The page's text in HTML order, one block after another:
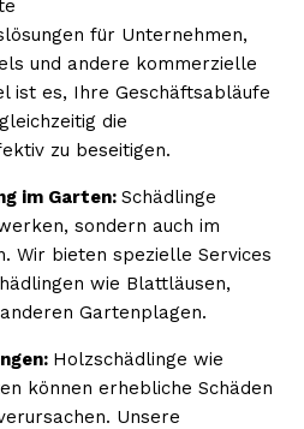
für Unternehmen,
und andere kommerzielle
ist es, Ihre Geschäftsabläufe
die
zu beseitigen.
im Garten: Schädlinge
sondern auch im
Wir bieten spezielle Services
wie Blattläusen,
Gartenplagen.
Holzschädlinge wie
können erhebliche Schäden
Unsere